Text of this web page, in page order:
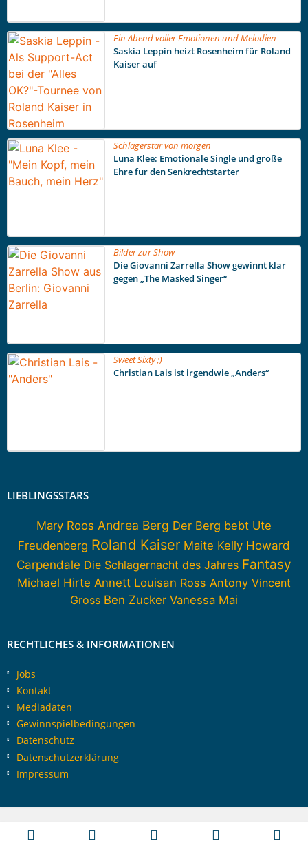
Ein Abend voller Emotionen und Melodien
Saskia Leppin heizt Rosenheim für Roland
Kaiser auf
Schlagerstar von morgen
Luna Klee: Emotionale Single und große
Ehre für den Senkrechtstarter
Bilder zur Show
Die Giovanni Zarrella Show gewinnt klar
gegen „The Masked Singer“
Sweet Sixty ;)
Christian Lais ist irgendwie „Anders“
LIEBLINGSSTARS
Mary Roos Andrea Berg Der Berg bebt Ute
Freudenberg Roland Kaiser Maite Kelly Howard
Carpendale Die Schlagernacht des Jahres Fantasy
Michael Hirte Annett Louisan Ross Antony Vincent
Gross Ben Zucker Vanessa Mai
RECHTLICHES & INFORMATIONEN
Jobs
Kontakt
Mediadaten
Gewinnspielbedingungen
Datenschutz
Datenschutzerklärung
Impressum